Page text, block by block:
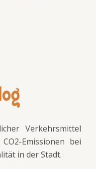
Verkehrsmittel
Emissionen bei
in der Stadt.